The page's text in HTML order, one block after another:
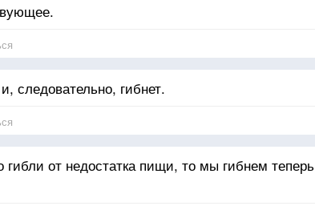
следовательно, гибнет.
от недостатка пищи, то мы гибнем теперь